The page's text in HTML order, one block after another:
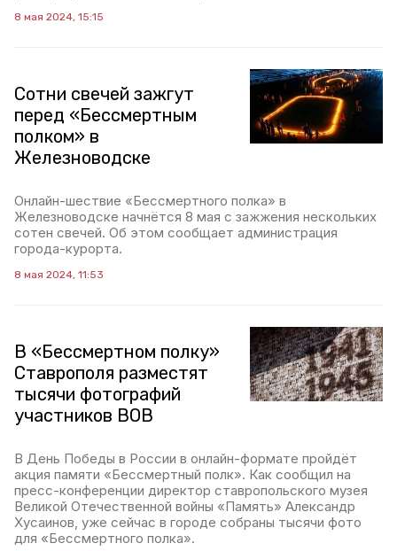
8 мая 2024, 15:15
Сотни свечей зажгут
перед «Бессмертным
полком» в
Железноводске
Онлайн-шествие «Бессмертного полка» в
Железноводске начнётся 8 мая с зажжения нескольких
сотен свечей. Об этом сообщает администрация
города-курорта.
8 мая 2024, 11:53
В «Бессмертном полку»
Ставрополя разместят
тысячи фотографий
участников ВОВ
В День Победы в России в онлайн-формате пройдёт
акция памяти «Бессмертный полк». Как сообщил на
пресс-конференции директор ставропольского музея
Великой Отечественной войны «Память» Александр
Хусаинов, уже сейчас в городе собраны тысячи фото
для «Бессмертного полка».